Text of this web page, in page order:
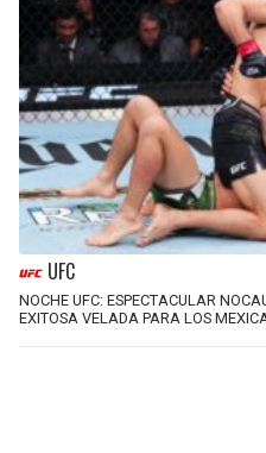
UFC
NOCHE UFC: ESPECTACULAR
EXITOSA VELADA PARA LOS